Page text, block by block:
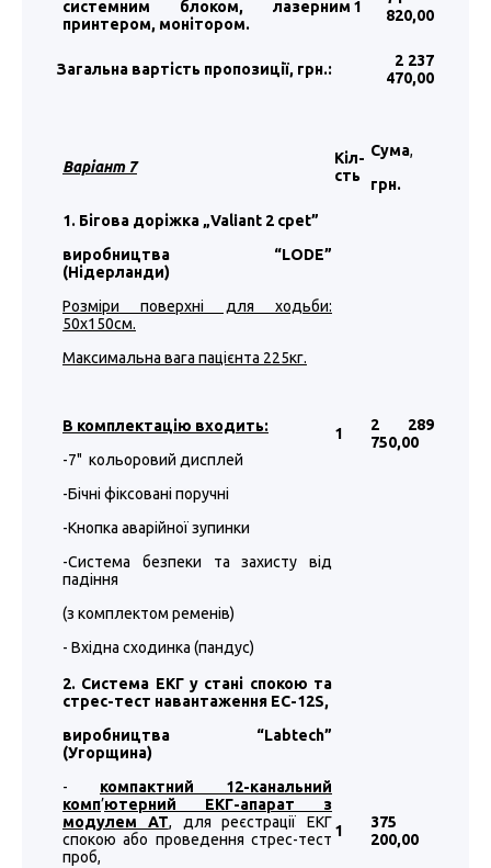
системним блоком, лазерним
принтером, монітором.
1
820,00
Загальна вартість пропозиції, грн.:
2 237
470,00
Варіант 7
Кіл-
сть
Сума,
грн.
1. Бігова доріжка „Valiant 2 cpet”
виробництва “LODE”
(Нідерланди)
Розміри поверхні для ходьби:
50х150см.
Максимальна вага пацієнта 225кг.
В комплектацію входить:
-7" кольоровий дисплей
-Бічні фіксовані поручні
-Кнопка аварійної зупинки
-Система безпеки та захисту від
падіння
(з комплектом ременів)
- Вхідна сходинка (пандус)
1
2 289
750,00
2. Система ЕКГ у стані спокою та
стрес-тест навантаження EC-12S,
виробництва “Labtech”
(Угорщина)
- компактний 12-канальний
комп’ютерний ЕКГ-апарат з
модулем АТ, для реєстрації ЕКГ
спокою або проведення стрес-тест
проб,
1
375
200,00